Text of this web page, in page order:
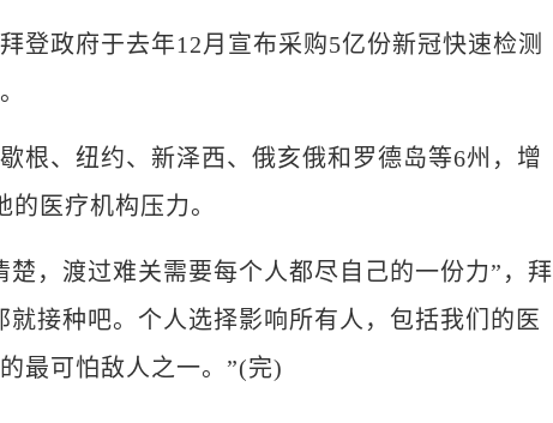
政府于去年12月宣布采购5亿份新冠快速检测
、纽约、新泽西、俄亥俄和罗德岛等6州，增
医疗机构压力。
，渡过难关需要每个人都尽自己的一份力”，拜
接种吧。个人选择影响所有人，包括我们的医
最可怕敌人之一。”(完)